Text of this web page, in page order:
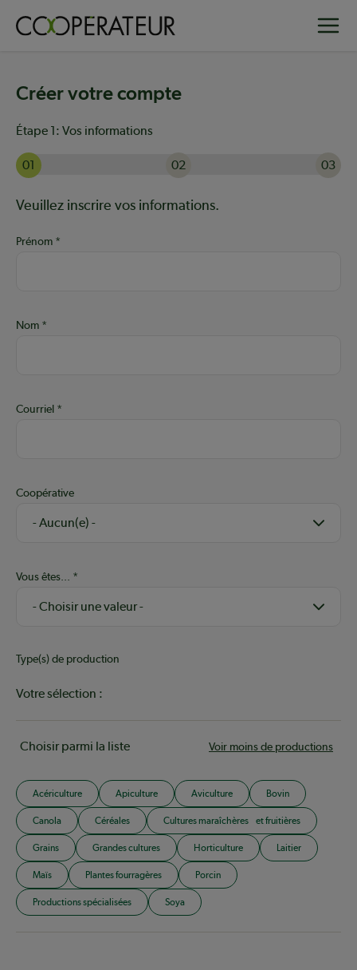
Créer votre compte
Étape 1: Vos informations
01 02
03
Aide :
Veuillez inscrire vos informations.
Prénom
Nom
Courriel
Coopérative
Vous êtes...
Type(s) de production
Votre sélection :
Choisir parmi la liste Voir moins de productions
Acériculture Apiculture Aviculture Bovin
Canola Céréales Cultures maraîchères et fruitières
Grains Grandes cultures Horticulture Laitier
Maïs Plantes fourragères Porcin
Productions spécialisées Soya